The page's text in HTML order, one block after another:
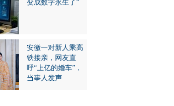
变成数字永生了”
安徽一对新人乘高
铁接亲，网友直
呼“上亿的婚车”，
当事人发声